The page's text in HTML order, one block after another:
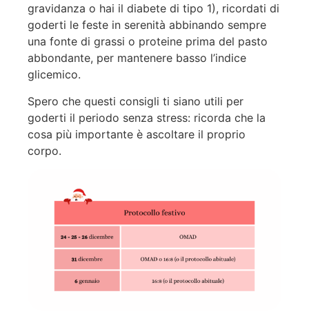
gravidanza o hai il diabete di tipo 1), ricordati di
goderti le feste in serenità abbinando sempre
una fonte di grassi o proteine prima del pasto
abbondante, per mantenere basso l’indice
glicemico.
Spero che questi consigli ti siano utili per
goderti il periodo senza stress: ricorda che la
cosa più importante è ascoltare il proprio
corpo.